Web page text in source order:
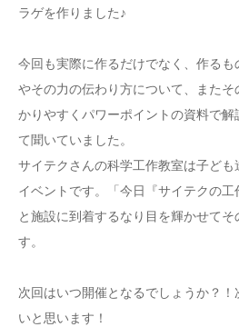
ラゲを作りました♪
今回も実際に作るだけでなく、作る
やその力の伝わり方について、また
かりやすくパワーポイントの資料で
て聞いていました。
サイテクさんの科学工作教室は子ど
イベントです。「今日『サイテクの工
と施設に到着するなり目を輝かせて
す。
次回はいつ開催となるでしょうか？
いと思います！